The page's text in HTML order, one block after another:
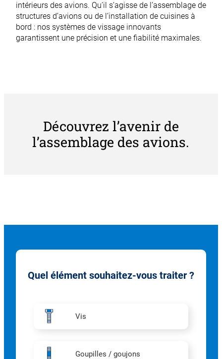
intérieurs des avions. Qu’il s’agisse de l’assemblage de
structures d’avions ou de l’installation de cuisines à
bord : nos systèmes de vissage innovants
garantissent une précision et une fiabilité maximales.
Découvrez l’avenir de
l’assemblage des avions.
Quel élément souhaitez-vous traiter ?
Vis
Goupilles / goujons